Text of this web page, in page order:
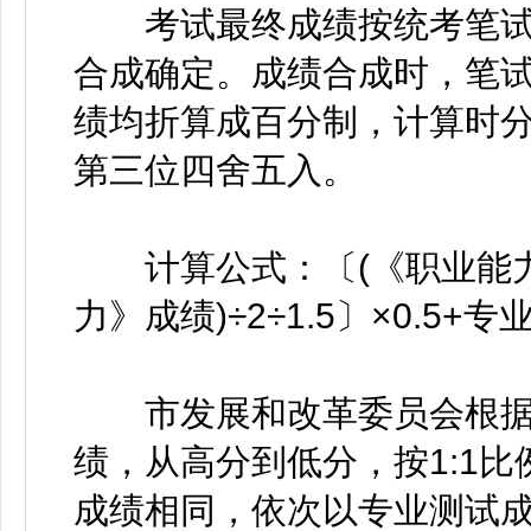
考试最终成绩按统考笔试
合成确定。成绩合成时，笔
绩均折算成百分制，计算时
第三位四舍五入。
计算公式：〔(《职业能
力》成绩)÷2÷1.5〕×0.5+专
市发展和改革委员会根据
绩，从高分到低分，按1:1
成绩相同，依次以专业测试